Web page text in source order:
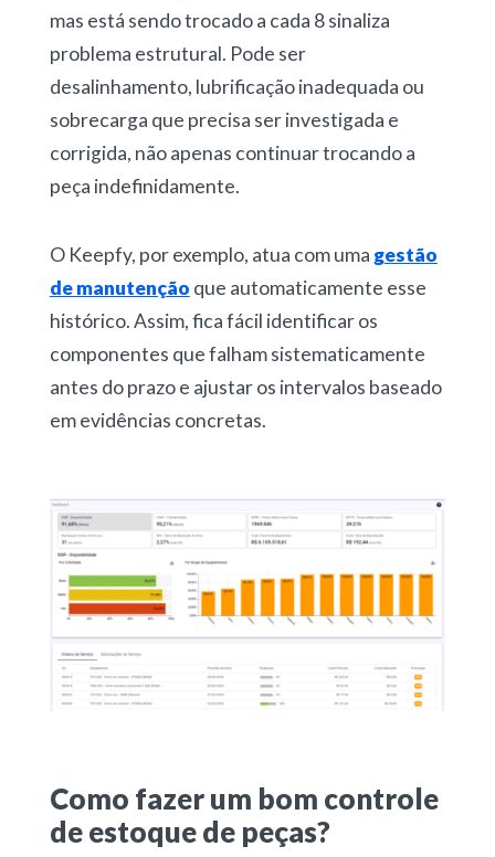
mas está sendo trocado a cada 8 sinaliza
problema estrutural. Pode ser
desalinhamento, lubrificação inadequada ou
sobrecarga que precisa ser investigada e
corrigida, não apenas continuar trocando a
peça indefinidamente.
O Keepfy, por exemplo, atua com uma gestão
de manutenção que automaticamente esse
histórico. Assim, fica fácil identificar os
componentes que falham sistematicamente
antes do prazo e ajustar os intervalos baseado
em evidências concretas.
Como fazer um bom controle
de estoque de peças?